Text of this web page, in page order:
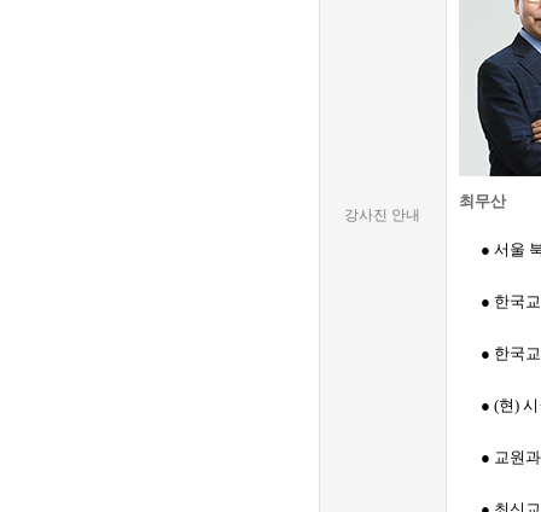
강사진 안내
최무산
● 서울
● 한국
● 한국
● (현)
● 교원